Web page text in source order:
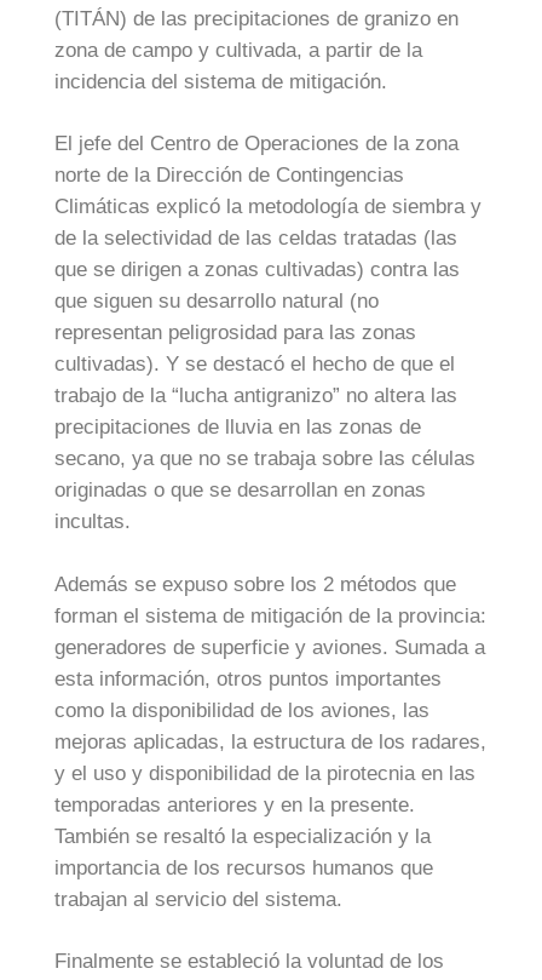
(TITÁN) de las precipitaciones de granizo en
zona de campo y cultivada, a partir de la
incidencia del sistema de mitigación.
El jefe del Centro de Operaciones de la zona
norte de la Dirección de Contingencias
Climáticas explicó la metodología de siembra y
de la selectividad de las celdas tratadas (las
que se dirigen a zonas cultivadas) contra las
que siguen su desarrollo natural (no
representan peligrosidad para las zonas
cultivadas). Y se destacó el hecho de que el
trabajo de la “lucha antigranizo” no altera las
precipitaciones de lluvia en las zonas de
secano, ya que no se trabaja sobre las células
originadas o que se desarrollan en zonas
incultas.
Además se expuso sobre los 2 métodos que
forman el sistema de mitigación de la provincia:
generadores de superficie y aviones. Sumada a
esta información, otros puntos importantes
como la disponibilidad de los aviones, las
mejoras aplicadas, la estructura de los radares,
y el uso y disponibilidad de la pirotecnia en las
temporadas anteriores y en la presente.
También se resaltó la especialización y la
importancia de los recursos humanos que
trabajan al servicio del sistema.
Finalmente se estableció la voluntad de los